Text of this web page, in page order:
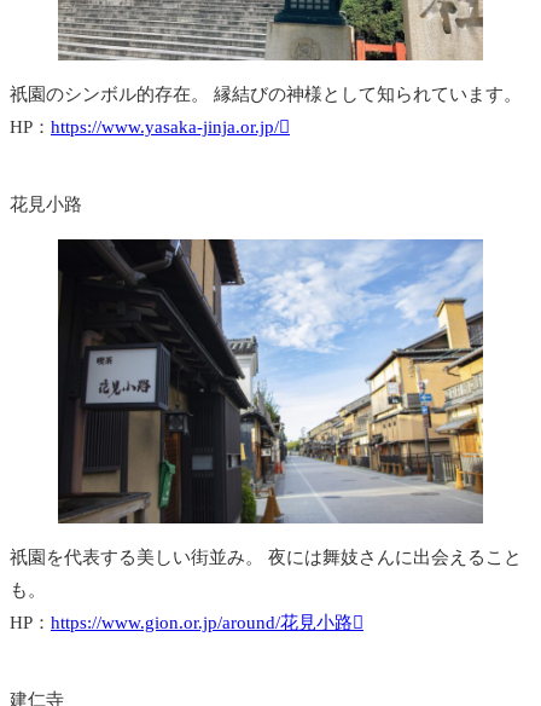
祇園のシンボル的存在。 縁結びの神様として知られています。
HP： https://www.yasaka-jinja.or.jp/
花見小路
祇園を代表する美しい街並み。 夜には舞妓さんに出会えること
も。
HP： https://www.gion.or.jp/around/花見小路
建仁寺